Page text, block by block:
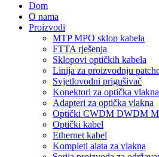
Dom
O nama
Proizvodi
MTP MPO sklop kabela
FTTA rješenja
Sklopovi optičkih kabela
Linija za proizvodnju
Svjetlovodni prigušivač
Konektori za optička vlakna
Adapteri za optička vlakna
Optički CWDM DWDM
Optički kabel
Ethernet kabel
Kompleti alata za vlakna